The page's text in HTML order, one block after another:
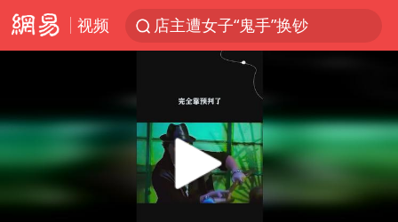
视频
店主遭女子“鬼手”换钞
顾客结账把钱扔地上 服务员霸气扔回
美国退回1000亿美元关税
38岁山东财大教授刘海明逝世
李亚鹏向地铁吐血女孩捐99999元
台风白海豚或在华东沿海登陆